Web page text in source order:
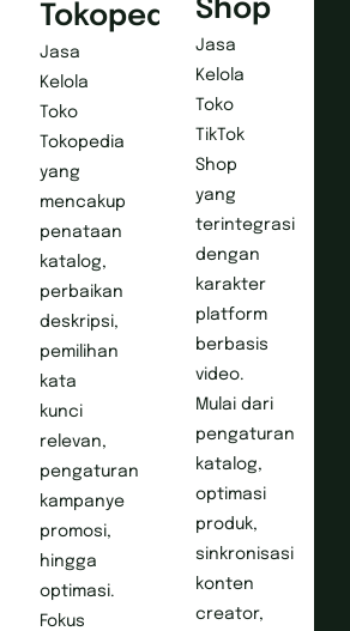
Tokopedia
Jasa
Kelola
Toko
Tokopedia
yang
mencakup
penataan
katalog,
perbaikan
deskripsi,
pemilihan
kata
kunci
relevan,
pengaturan
kampanye
promosi,
hingga
optimasi.
Fokus
Shop
Jasa
Kelola
Toko
TikTok
Shop
yang
terintegrasi
dengan
karakter
platform
berbasis
video.
Mulai dari
pengaturan
katalog,
optimasi
produk,
sinkronisasi
konten
creator,